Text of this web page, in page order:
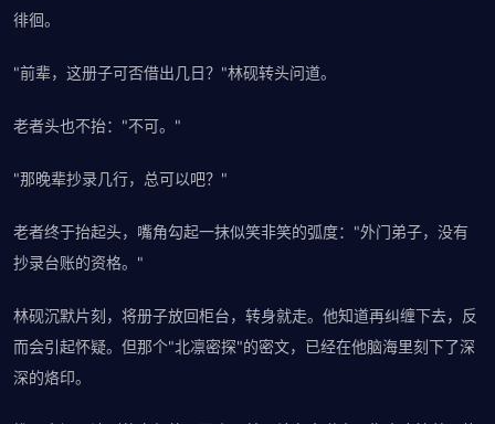
徘徊。
"前辈，这册子可否借出几日？"林砚转头问道。
老者头也不抬："不可。"
"那晚辈抄录几行，总可以吧？"
老者终于抬起头，嘴角勾起一抹似笑非笑的弧度："外门弟子，没有
抄录台账的资格。"
林砚沉默片刻，将册子放回柜台，转身就走。他知道再纠缠下去，反
而会引起怀疑。但那个"北凛密探"的密文，已经在他脑海里刻下了深
深的烙印。